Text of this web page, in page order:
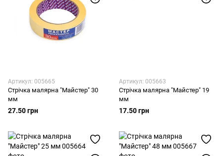
Артикул: 005665
Стрічка малярна "Майстер" 30
мм
27.50 грн
Артикул: 005663
Стрічка малярна "Майстер" 19
мм
17.50 грн